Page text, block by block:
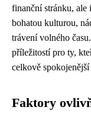
finanční stránku,
bohatou kulturou,
trávení volného
příležitostí pro ty,
celkově
Faktory